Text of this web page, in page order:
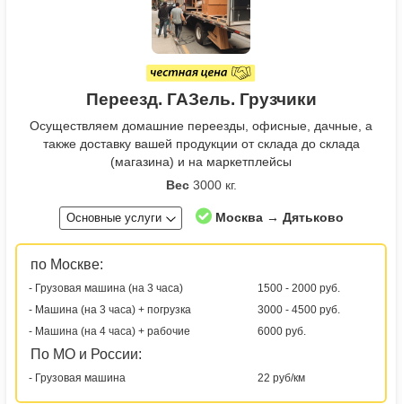
Переезд. ГАЗель. Грузчики
Осуществляем домашние переезды, офисные, дачные, а
также доставку вашей продукции от склада до склада
(магазина) и на маркетплейсы
Вес3000 кг.
Основные услуги Москва → Дятьково
по Москве:
- Грузовая машина (на 3 часа)
1500 - 2000 руб.
- Машина (на 3 часа) + погрузка
3000 - 4500 руб.
- Машина (на 4 часа) + рабочие
6000 руб.
По МО и России:
- Грузовая машина 22 руб/км